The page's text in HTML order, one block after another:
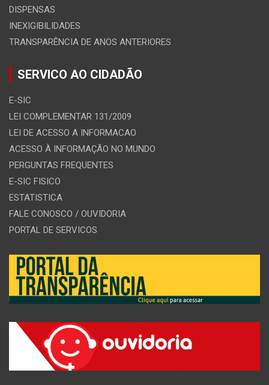
DISPENSAS
INEXIGIBILIDADES
TRANSPARÊNCIA DE ANOS ANTERIORES
SERVICO AO CIDADÃO
E-SIC
LEI COMPLEMENTAR 131/2009
LEI DE ACESSO A INFORMACAO
ACESSO À INFORMAÇÃO NO MUNDO
PERGUNTAS FREQUENTES
E-SIC FISICO
ESTATISTICA
FALE CONOSCO / OUVIDORIA
PORTAL DE SERVICOS